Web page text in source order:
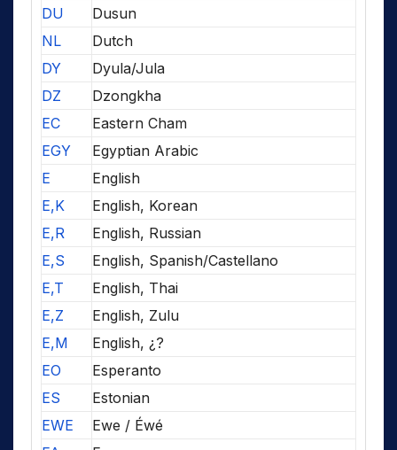
DU
Dusun
NL
Dutch
DY
Dyula/Jula
DZ
Dzongkha
EC
Eastern Cham
EGY
Egyptian Arabic
E
English
E,K
English, Korean
E,R
English, Russian
E,S
English, Spanish/Castellano
E,T
English, Thai
E,Z
English, Zulu
E,M
English, ¿?
EO
Esperanto
ES
Estonian
EWE
Ewe / Éwé